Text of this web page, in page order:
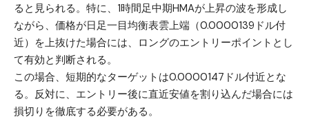
ると見られる。特に、1時間足中期HMAが上昇の波を形成し
ながら、価格が日足一目均衡表雲上端（0.0000139ドル付
近）を上抜けた場合には、ロングのエントリーポイントとし
て有効と判断される。
この場合、短期的なターゲットは0.0000147ドル付近とな
る。反対に、エントリー後に直近安値を割り込んだ場合には
損切りを徹底する必要がある。